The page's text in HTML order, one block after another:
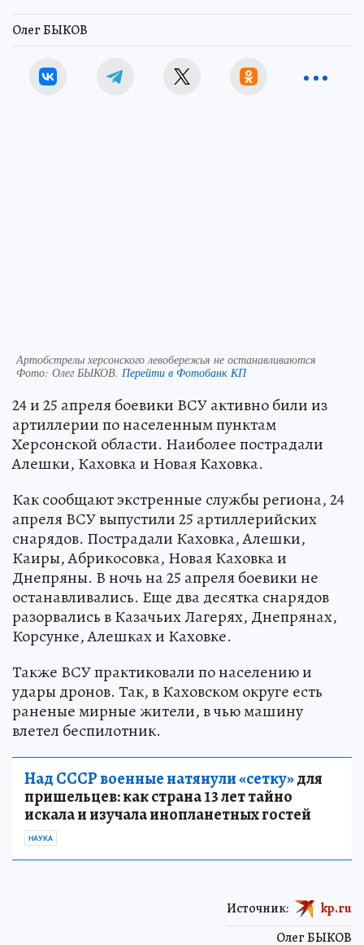
Олег БЫКОВ
Артобстрелы херсонского левобережья не останавливаются
Фото: Олег БЫКОВ. Перейти в Фотобанк КП
24 и 25 апреля боевики ВСУ активно били из
артиллерии по населенным пунктам
Херсонской области. Наиболее пострадали
Алешки, Каховка и Новая Каховка.
Как сообщают экстренные службы региона, 24
апреля ВСУ выпустили 25 артиллерийских
снарядов. Пострадали Каховка, Алешки,
Каиры, Абрикосовка, Новая Каховка и
Днепряны. В ночь на 25 апреля боевики не
останавливались. Еще два десятка снарядов
разорвались в Казачьих Лагерях, Днепрянах,
Корсунке, Алешках и Каховке.
Также ВСУ практиковали по населению и
удары дронов. Так, в Каховском округе есть
раненые мирные жители, в чью машину
влетел беспилотник.
Над СССР военные натянули «сетку»для
пришельцев: как страна 13 лет тайно
искала и изучала инопланетных гостей
НАУКА
Олег БЫКОВ
Источник: kp.ru